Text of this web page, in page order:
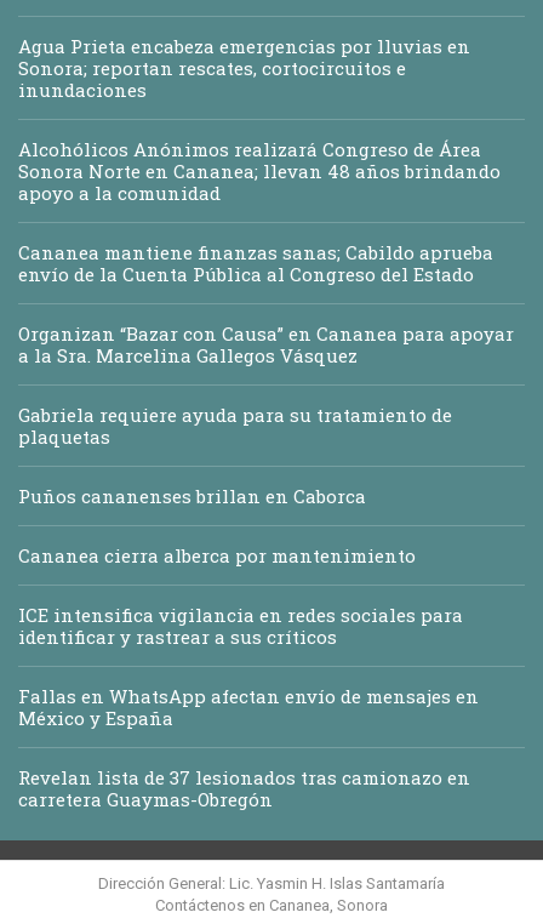
Agua Prieta encabeza emergencias por lluvias en
Sonora; reportan rescates, cortocircuitos e
inundaciones
Alcohólicos Anónimos realizará Congreso de Área
Sonora Norte en Cananea; llevan 48 años brindando
apoyo a la comunidad
Cananea mantiene finanzas sanas; Cabildo aprueba
envío de la Cuenta Pública al Congreso del Estado
Organizan “Bazar con Causa” en Cananea para apoyar
a la Sra. Marcelina Gallegos Vásquez
Gabriela requiere ayuda para su tratamiento de
plaquetas
Puños cananenses brillan en Caborca
Cananea cierra alberca por mantenimiento
ICE intensifica vigilancia en redes sociales para
identificar y rastrear a sus críticos
Fallas en WhatsApp afectan envío de mensajes en
México y España
Revelan lista de 37 lesionados tras camionazo en
carretera Guaymas-Obregón
Dirección General: Lic. Yasmin H. Islas Santamaría
Contáctenos en Cananea, Sonora